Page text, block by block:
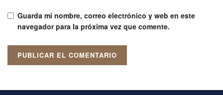
Guarda mi nombre, correo electrónico y web en este
navegador para la próxima vez que comente.